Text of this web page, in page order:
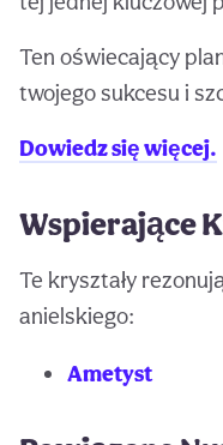
Ten oświecający
twojego sukcesu i
Dowiedz się więcej.
Wspierające
Te kryształy
anielskiego:
Ametyst